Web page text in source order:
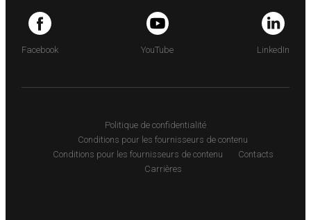
Facebook YouTube LinkedIn
Politique de confidentialité
Conditions pour les fournisseurs de contenu
Conditions pour les fournisseurs de contenu
Contacts
Carrières